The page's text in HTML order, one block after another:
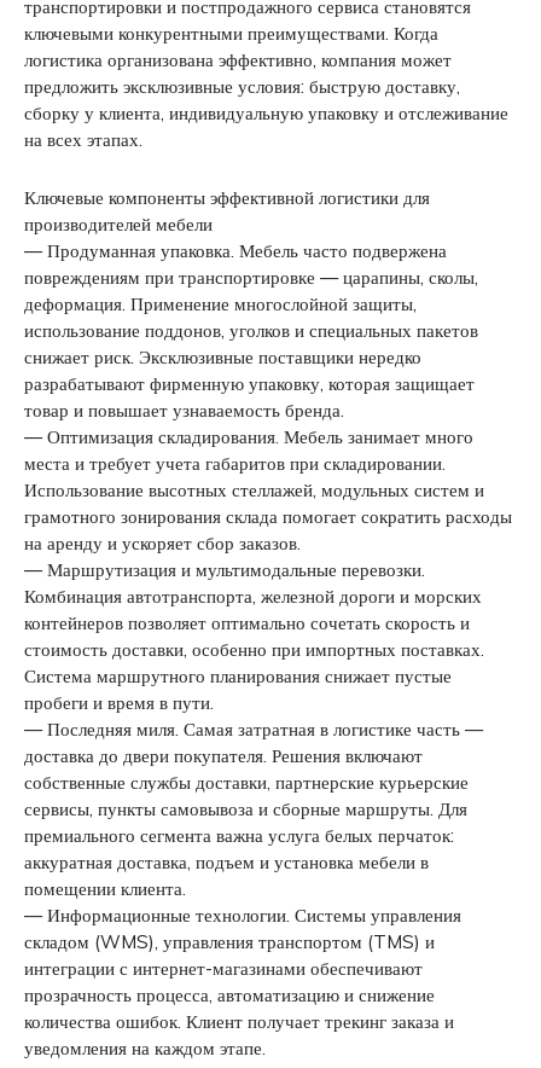
транспортировки и постпродажного сервиса становятся
ключевыми конкурентными преимуществами. Когда
логистика организована эффективно, компания может
предложить эксклюзивные условия: быструю доставку,
сборку у клиента, индивидуальную упаковку и отслеживание
на всех этапах.
Ключевые компоненты эффективной логистики для
производителей мебели
— Продуманная упаковка. Мебель часто подвержена
повреждениям при транспортировке — царапины, сколы,
деформация. Применение многослойной защиты,
использование поддонов, уголков и специальных пакетов
снижает риск. Эксклюзивные поставщики нередко
разрабатывают фирменную упаковку, которая защищает
товар и повышает узнаваемость бренда.
— Оптимизация складирования. Мебель занимает много
места и требует учета габаритов при складировании.
Использование высотных стеллажей, модульных систем и
грамотного зонирования склада помогает сократить расходы
на аренду и ускоряет сбор заказов.
— Маршрутизация и мультимодальные перевозки.
Комбинация автотранспорта, железной дороги и морских
контейнеров позволяет оптимально сочетать скорость и
стоимость доставки, особенно при импортных поставках.
Система маршрутного планирования снижает пустые
пробеги и время в пути.
— Последняя миля. Самая затратная в логистике часть —
доставка до двери покупателя. Решения включают
собственные службы доставки, партнерские курьерские
сервисы, пункты самовывоза и сборные маршруты. Для
премиального сегмента важна услуга белых перчаток:
аккуратная доставка, подъем и установка мебели в
помещении клиента.
— Информационные технологии. Системы управления
складом (WMS), управления транспортом (TMS) и
интеграции с интернет-магазинами обеспечивают
прозрачность процесса, автоматизацию и снижение
количества ошибок. Клиент получает трекинг заказа и
уведомления на каждом этапе.